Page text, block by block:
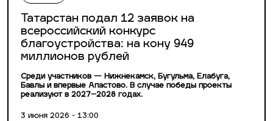
Татарстан подал 12 заявок на
всероссийский конкурс
благоустройства: на кону 949
миллионов рублей
Среди участников — Нижнекамск, Бугульма, Елабуга,
Бавлы и впервые Апастово. В случае победы проекты
реализуют в 2027–2028 годах.
3 июня 2026 - 13:00